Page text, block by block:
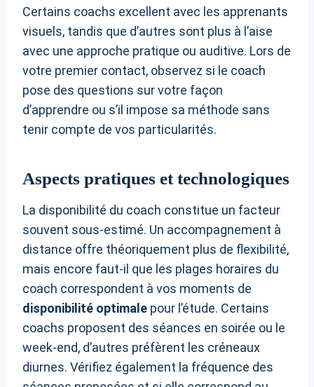
Certains coachs excellent avec les apprenants
visuels, tandis que d’autres sont plus à l’aise
avec une approche pratique ou auditive. Lors de
votre premier contact, observez si le coach
pose des questions sur votre façon
d’apprendre ou s’il impose sa méthode sans
tenir compte de vos particularités.
Aspects pratiques et technologiques
La disponibilité du coach constitue un facteur
souvent sous-estimé. Un accompagnement à
distance offre théoriquement plus de flexibilité,
mais encore faut-il que les plages horaires du
coach correspondent à vos moments de
disponibilité optimale pour l’étude. Certains
coachs proposent des séances en soirée ou le
week-end, d’autres préfèrent les créneaux
diurnes. Vérifiez également la fréquence des